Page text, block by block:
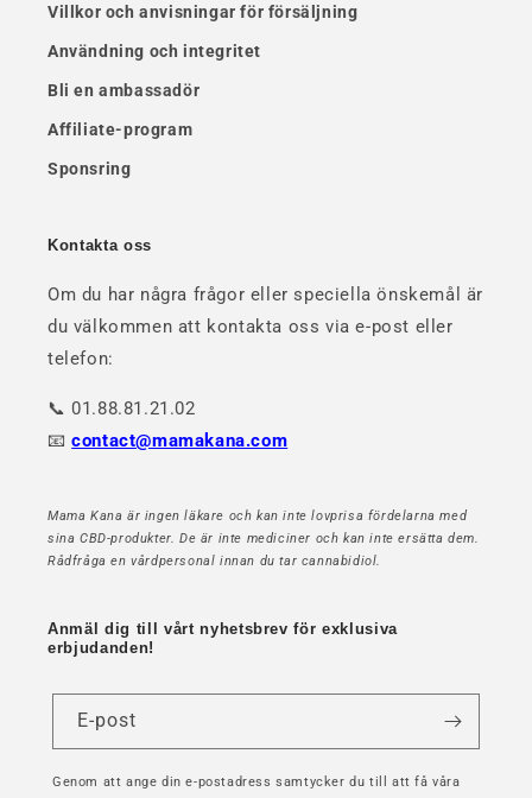
Villkor och anvisningar för försäljning
Användning och integritet
Bli en ambassadör
Affiliate-program
Sponsring
Kontakta oss
Om du har några frågor eller speciella önskemål är
du välkommen att kontakta oss via e-post eller
telefon:
📞 01.88.81.21.02
📧contact@mamakana.com
Mama Kana är ingen läkare och kan inte lovprisa fördelarna med
sina CBD-produkter. De är inte mediciner och kan inte ersätta dem.
Rådfråga en vårdpersonal innan du tar cannabidiol.
Anmäl dig till vårt nyhetsbrev för exklusiva
erbjudanden!
E-post
Genom att ange din e-postadress samtycker du till att få våra